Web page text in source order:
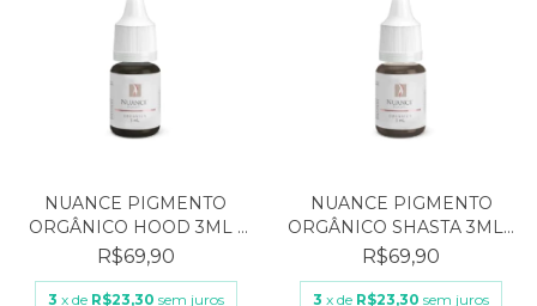
NUANCE PIGMENTO
ORGÂNICO HOOD 3ML -
CAST...
R$69,90
3 x de R$23,30 sem juros
NUANCE PIGMENTO
ORGÂNICO SHASTA 3ML -
CA...
R$69,90
3 x de R$23,30 sem juros